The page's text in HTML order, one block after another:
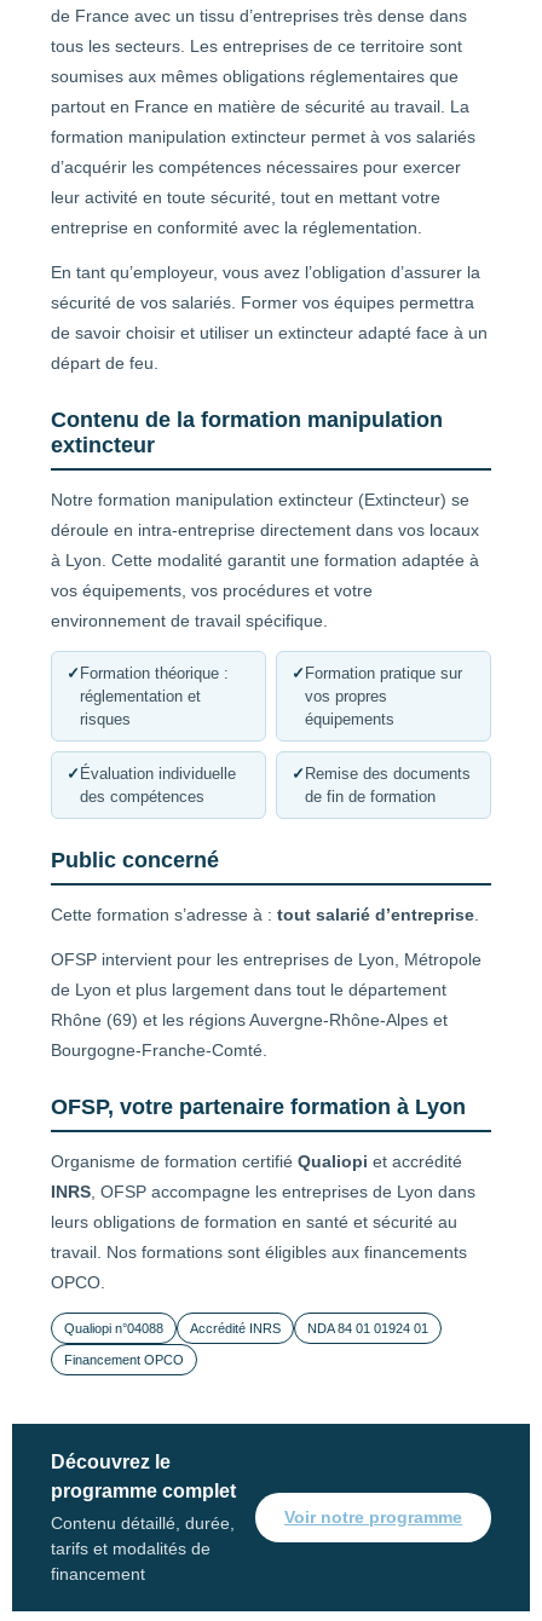
de France avec un tissu d’entreprises très dense dans
tous les secteurs. Les entreprises de ce territoire sont
soumises aux mêmes obligations réglementaires que
partout en France en matière de sécurité au travail. La
formation manipulation extincteur permet à vos salariés
d’acquérir les compétences nécessaires pour exercer
leur activité en toute sécurité, tout en mettant votre
entreprise en conformité avec la réglementation.
En tant qu’employeur, vous avez l’obligation d’assurer la
sécurité de vos salariés. Former vos équipes permettra
de savoir choisir et utiliser un extincteur adapté face à un
départ de feu.
Contenu de la formation manipulation
extincteur
Notre formation manipulation extincteur (Extincteur) se
déroule en intra-entreprise directement dans vos locaux
à Lyon. Cette modalité garantit une formation adaptée à
vos équipements, vos procédures et votre
environnement de travail spécifique.
✓ Formation théorique :
réglementation et
risques
✓ Formation pratique sur
vos propres
équipements
✓ Évaluation individuelle
des compétences
✓ Remise des documents
de fin de formation
Public concerné
Cette formation s’adresse à : tout salarié d’entreprise
OFSP intervient pour les entreprises de Lyon, Métropole
de Lyon et plus largement dans tout le département
Rhône (69) et les régions Auvergne-Rhône-Alpes et
Bourgogne-Franche-Comté.
OFSP, votre partenaire formation à Lyon
Organisme de formation certifié Qualiopi et accrédité
INRS , OFSP accompagne les entreprises de Lyon dans
leurs obligations de formation en santé et sécurité au
travail. Nos formations sont éligibles aux financements
OPCO.
Qualiopi n°04088 Accrédité INRS NDA 84 01 01924 01
Financement OPCO
Découvrez le
programme complet
Contenu détaillé, durée,
tarifs et modalités de
financement
Voir notre programme